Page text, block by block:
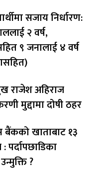
सजाय निर्धारण:
२ वर्ष,
९ जनालाई ४ वर्ष
राजेश अहिराज
मुद्दामा दोषी ठहर
बैंकको खाताबाट १३
पर्दापछाडिका
?